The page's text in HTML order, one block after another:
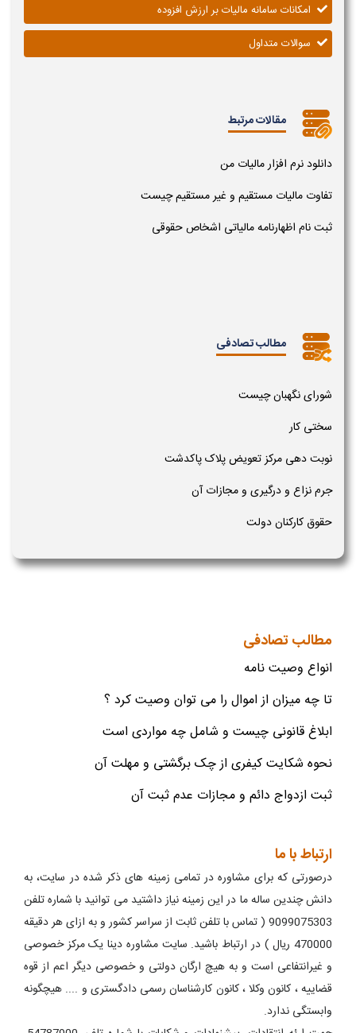
امکانات سامانه مالیات بر ارزش افزوده
سوالات متداول
مقالات مرتبط
دانلود نرم افزار مالیات من
تفاوت مالیات مستقیم و غیر مستقیم چیست
ثبت نام اظهارنامه مالیاتی اشخاص حقوقی
مطالب تصادفی
شورای نگهبان چیست
سختی کار
نوبت دهی مرکز تعویض پلاک پاکدشت
جرم نزاع و درگیری و مجازات آن
حقوق کارکنان دولت
مطالب تصادفی
انواع وصیت نامه
تا چه میزان از اموال را می توان وصیت کرد ؟
ابلاغ قانونی چیست و شامل چه مواردی است
نحوه شکایت کیفری از چک برگشتی و مهلت آن
ثبت ازدواج دائم و مجازات عدم ثبت آن
ارتباط با ما
درصورتی که برای مشاوره در تمامی زمینه های ذکر شده در سایت، به
دانش چندین ساله ما در این زمینه نیاز داشتید می توانید با شماره تلفن
9099075303 ( تماس با تلفن ثابت از سراسر کشور و به ازای هر دقیقه
470000 ریال ) در ارتباط باشید. سایت مشاوره دینا یک مرکز خصوصی
و غیرانتفاعی است و به هیچ ارگان دولتی و خصوصی دیگر اعم از قوه
قضاییه ، کانون وکلا ، کانون کارشناسان رسمی دادگستری و .... هیچگونه
وابستگی ندارد.